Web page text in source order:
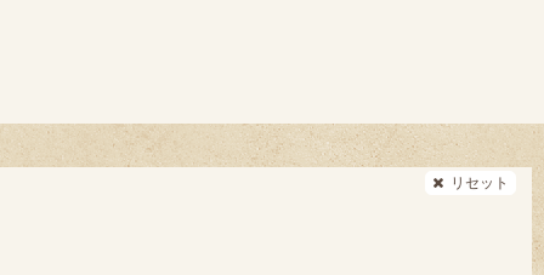
リセット